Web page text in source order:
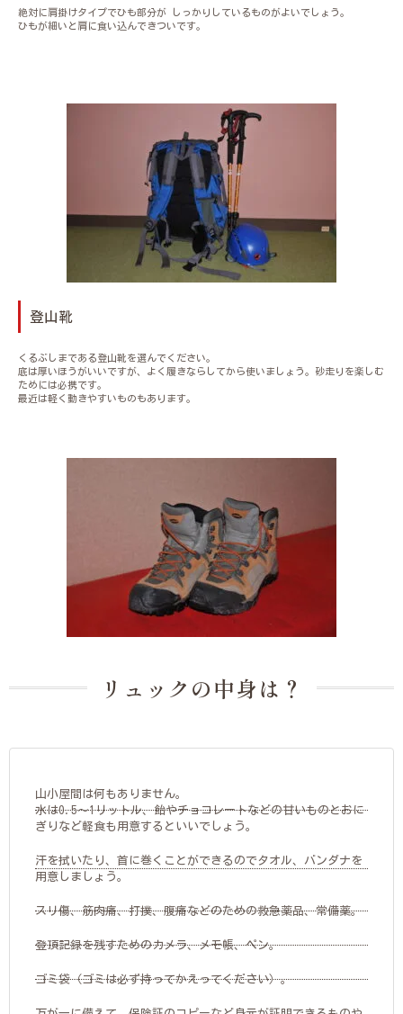
絶対に肩掛けタイプでひも部分が しっかりしているものがよいでしょう。
ひもが細いと肩に食い込んできついです。
登山靴
くるぶしまである登山靴を選んでください。
底は厚いほうがいいですが、よく履きならしてから使いましょう。砂走りを楽しむ
ためには必携です。
最近は軽く動きやすいものもあります。
リュックの中身は？
山小屋間は何もありません。
水は0.5～1リットル、飴やチョコレートなどの甘いものとおに
ぎりなど軽食も用意するといいでしょう。
汗を拭いたり、首に巻くことができるのでタオル、バンダナを
用意しましょう。
スリ傷、筋肉痛、打撲、腹痛などのための救急薬品、常備薬。
登頂記録を残すためのカメラ、メモ帳、ペン。
ゴミ袋（ゴミは必ず持ってかえってください）。